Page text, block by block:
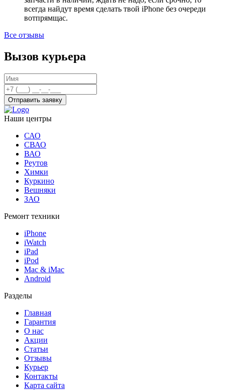
всегда найдут время сделать твой iPhone без очереди
вотпрямщас.
Все отзывы
Вызов курьера
Отправить заявку
Наши центры
САО
СВАО
ВАО
Реутов
Химки
Куркино
Вешняки
ЗАО
Ремонт техники
iPhone
iWatch
iPad
iPod
Mac & iMac
Android
Разделы
Главная
Гарантия
О нас
Акции
Статьи
Отзывы
Курьер
Контакты
Карта сайта